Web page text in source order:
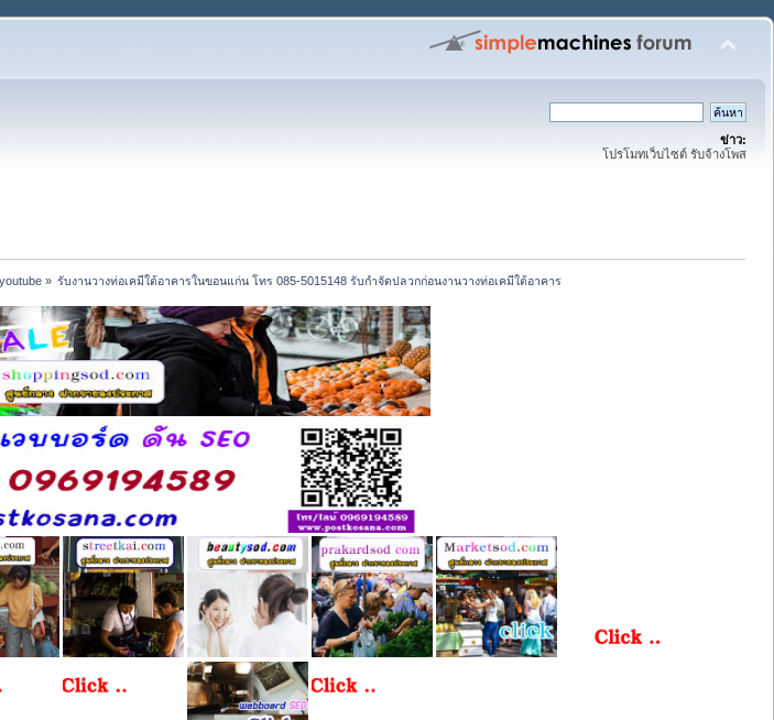
ข่าว:
โปรโมทเว็บไซต์ รับจ้างโพส
» รับงานวางท่อเคมีใต้อาคารในขอนแก่น โทร 085-5015148 รับกำจัดปลวกก่อนงานวางท่อเคมีใต้อาคาร